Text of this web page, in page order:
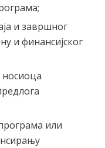
и завршног
и финансијског
или